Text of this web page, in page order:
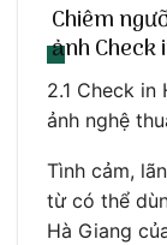
Chiêm
ảnh Check
2.1 Check
ảnh nghệ
Tình cảm,
từ có thể
Hà Giang